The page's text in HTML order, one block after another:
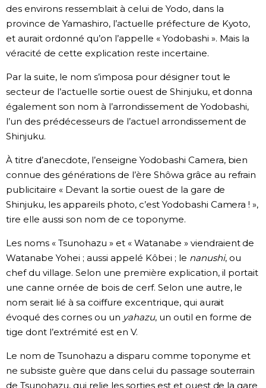
des environs ressemblait à celui de Yodo, dans la
province de Yamashiro, l’actuelle préfecture de Kyoto,
et aurait ordonné qu’on l’appelle « Yodobashi ». Mais la
véracité de cette explication reste incertaine.
Par la suite, le nom s’imposa pour désigner tout le
secteur de l’actuelle sortie ouest de Shinjuku, et donna
également son nom à l’arrondissement de Yodobashi,
l’un des prédécesseurs de l’actuel arrondissement de
Shinjuku.
À titre d’anecdote, l’enseigne Yodobashi Camera, bien
connue des générations de l’ère Shôwa grâce au refrain
publicitaire « Devant la sortie ouest de la gare de
Shinjuku, les appareils photo, c’est Yodobashi Camera ! »,
tire elle aussi son nom de ce toponyme.
Les noms « Tsunohazu » et « Watanabe » viendraient de
Watanabe Yohei ; aussi appelé Kôbei ; le nanushi, ou
chef du village. Selon une première explication, il portait
une canne ornée de bois de cerf. Selon une autre, le
nom serait lié à sa coiffure excentrique, qui aurait
évoqué des cornes ou un yahazu, un outil en forme de
tige dont l’extrémité est en V.
Le nom de Tsunohazu a disparu comme toponyme et
ne subsiste guère que dans celui du passage souterrain
de Tsunohazu, qui relie les sorties est et ouest de la gare